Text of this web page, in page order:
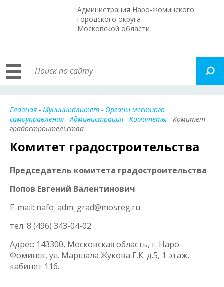
Администрация Наро-Фоминского
городского округа
Московской области
Главная - Муниципалитет - Органы местного
самоуправления -Администрация - Комитеты - Комитет
градостроительства
Комитет градостроительства
Председатель комитета градостроительства
Попов Евгений Валентинович
E-mail: nafo_adm_grad@mosreg.ru
тел: 8 (496) 343-04-02
Адрес: 143300, Московская область, г. Наро-
Фоминск, ул. Маршала Жукова Г.К. д.5, 1 этаж,
кабинет 116.